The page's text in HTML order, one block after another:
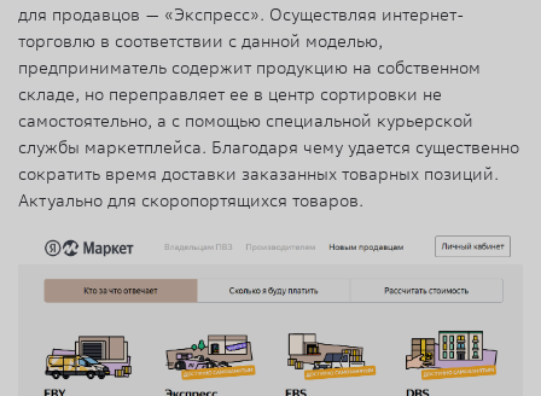
для продавцов — «Экспресс». Осуществляя интернет-
торговлю в соответствии с данной моделью,
предприниматель содержит продукцию на собственном
складе, но переправляет ее в центр сортировки не
самостоятельно, а с помощью специальной курьерской
службы маркетплейса. Благодаря чему удается существенно
сократить время доставки заказанных товарных позиций.
Актуально для скоропортящихся товаров.